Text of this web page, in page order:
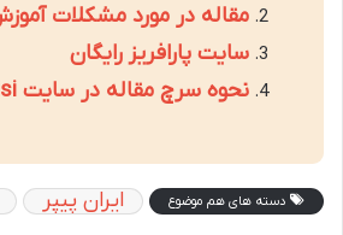
مقاله در مورد مشکلات
سایت پارافریز رایگان
نحوه سرچ مقاله در سایت isi
دسته های هم موضوع ایران پیپر